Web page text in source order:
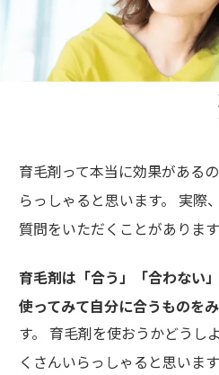
育毛剤って本当に効果がある
らっしゃると思います。 実際
質問をいただくことがあります
育毛剤は「合う」「合わない
使ってみて自分に合うものを
す。 育毛剤を使おうかどうし
くさんいらっしゃると思います